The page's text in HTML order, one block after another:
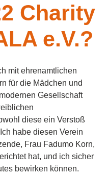
Charity
e.V.?
mit ehrenamtlichen
für die Mädchen und
Gesellschaft
diese ein Verstoß
habe diesen Verein
Frau Fadumo Korn,
hat, und ich sicher
bewirken können.